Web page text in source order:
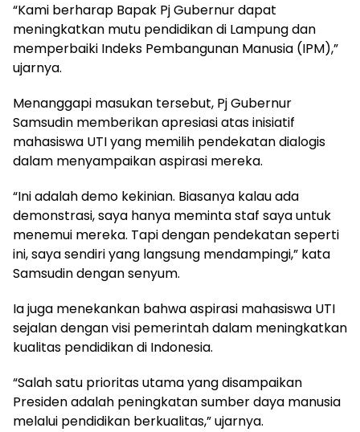
“Kami berharap Bapak Pj Gubernur dapat
meningkatkan mutu pendidikan di Lampung dan
memperbaiki Indeks Pembangunan Manusia (IPM),”
ujarnya.
Menanggapi masukan tersebut, Pj Gubernur
Samsudin memberikan apresiasi atas inisiatif
mahasiswa UTI yang memilih pendekatan dialogis
dalam menyampaikan aspirasi mereka.
“Ini adalah demo kekinian. Biasanya kalau ada
demonstrasi, saya hanya meminta staf saya untuk
menemui mereka. Tapi dengan pendekatan seperti
ini, saya sendiri yang langsung mendampingi,” kata
Samsudin dengan senyum.
Ia juga menekankan bahwa aspirasi mahasiswa UTI
sejalan dengan visi pemerintah dalam meningkatkan
kualitas pendidikan di Indonesia.
“Salah satu prioritas utama yang disampaikan
Presiden adalah peningkatan sumber daya manusia
melalui pendidikan berkualitas,” ujarnya.